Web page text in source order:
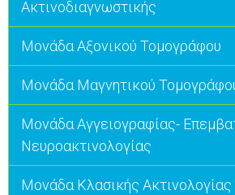
Ακτινοδιαγνωστικής
Μονάδα Αξονικού Τομογράφου
Μονάδα Μαγνητικού
Μονάδα Αγγειογραφίας-
Νευροακτινολογίας
Μονάδα Κλασικής Ακτινολογίας